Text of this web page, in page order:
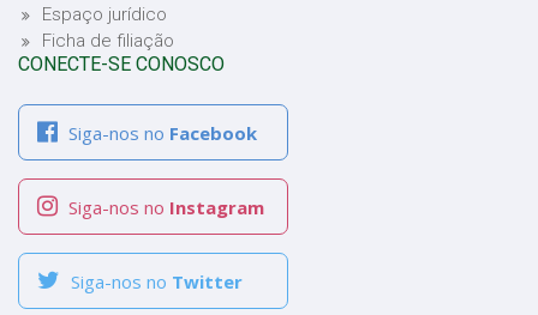
Espaço jurídico
Ficha de filiação
CONECTE-SE CONOSCO
Siga-nos no Facebook
Siga-nos no Instagram
Siga-nos no Twitter